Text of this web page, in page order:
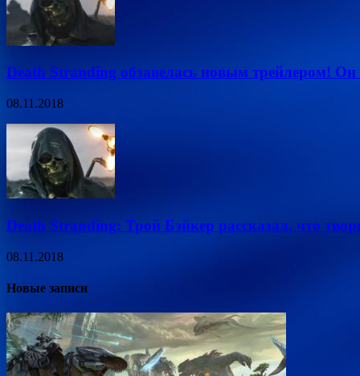
Death Stranding обзавелась новым трейлером!
08.11.2018
Death Stranding: Трой Бэйкер рассказал, что
08.11.2018
Новые записи